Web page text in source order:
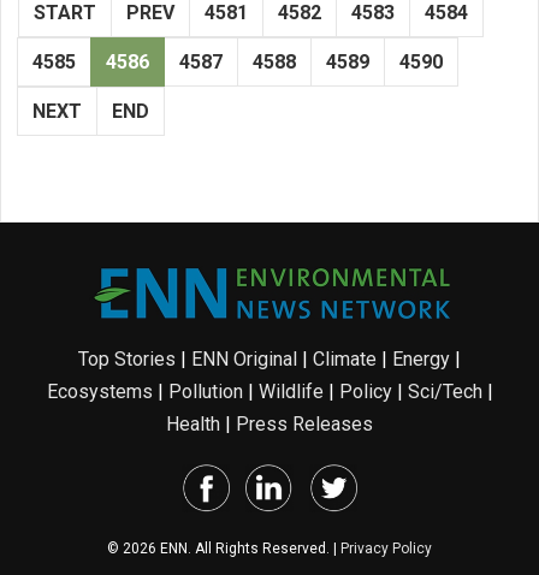
START PREV 4581 4582 4583 4584
4585 4586 4587 4588 4589 4590
NEXT END
Top Stories ENN Original Climate Energy
Ecosystems
Pollution| Wildlife Policy| Sci/Tech|
Health
Press Releases
© 2026 ENN. All Rights Reserved. | Privacy Policy